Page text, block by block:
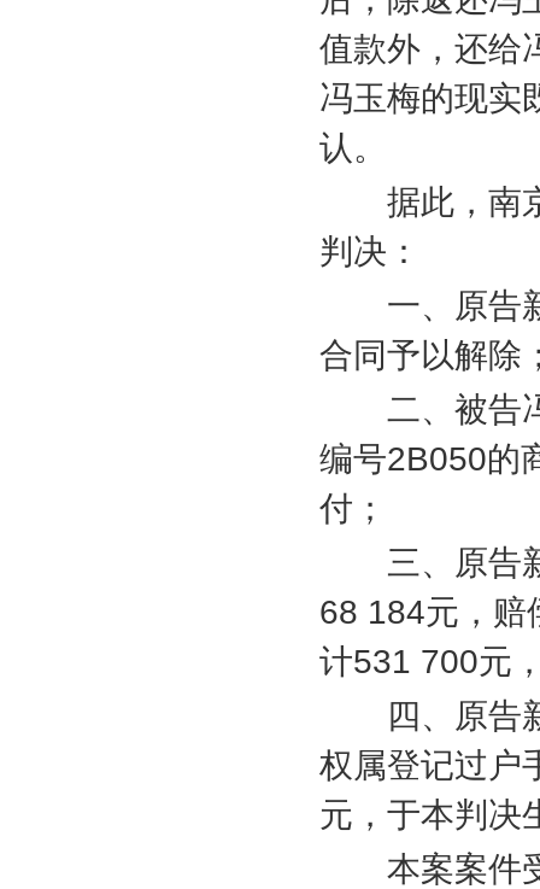
值款外，还给
冯玉梅的现实
认。
据此，南京
判决：
一、原告新
合同予以解除
二、被告冯
编号2B050的
付；
三、原告新
68 184元，赔
计531 700元
四、原告新
权属登记过户
元，于本判决
本案案件